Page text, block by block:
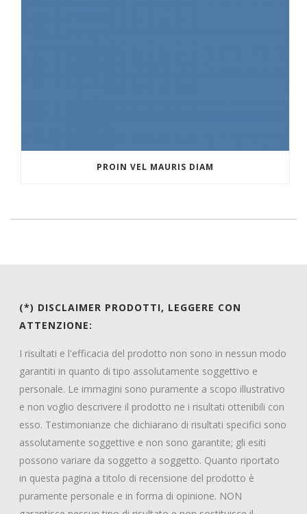
PROIN VEL MAURIS DIAM
(*) DISCLAIMER PRODOTTI, LEGGERE CON
ATTENZIONE:
I risultati e l'efficacia del prodotto non sono in nessun modo
garantiti in quanto di tipo assolutamente soggettivo e
personale. Le immagini sono puramente a scopo illustrativo
e non voglio descrivere il prodotto ne i risultati ottenibili con
esso. Testimonianze che dichiarano di risultati specifici sono
assolutamente soggettive e non sono garantite; gli esiti
possono variare da soggetto a soggetto. Quanto riportato
in questa pagina a titolo di recensione del prodotto è
puramente personale e in forma di opinione. NON